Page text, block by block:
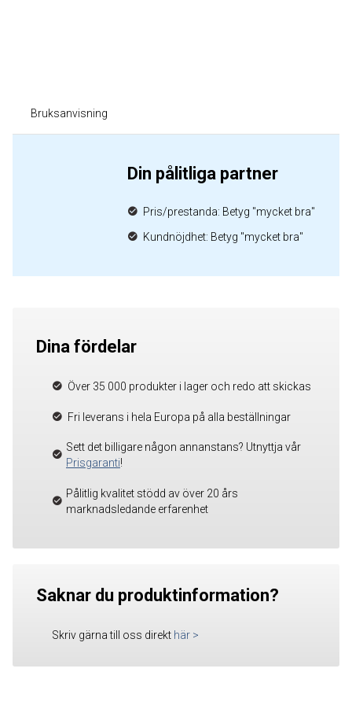
Bruksanvisning
Din pålitliga partner
Pris/prestanda: Betyg "mycket bra"
Kundnöjdhet: Betyg "mycket bra"
Dina fördelar
Över 35 000 produkter i lager och redo att skickas
Fri leverans i hela Europa på alla beställningar
Sett det billigare någon annanstans? Utnyttja vår
Prisgaranti!
Pålitlig kvalitet stödd av över 20 års
marknadsledande erfarenhet
Saknar du produktinformation?
Skriv gärna till oss direkt här >